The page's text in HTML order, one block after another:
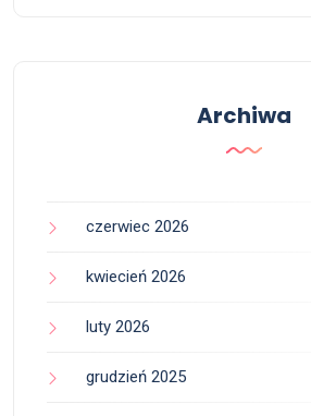
Archiwa
czerwiec 2026
kwiecień 2026
luty 2026
grudzień 2025